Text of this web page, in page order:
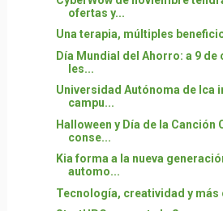
ofertas y...
Una terapia, múltiples
Día Mundial del Ahorro: a 9 de
les...
Universidad Autónoma de Ica
campu...
Halloween y Día de la Canción
conse...
Kia forma a la nueva
automo...
Tecnología, creatividad y más